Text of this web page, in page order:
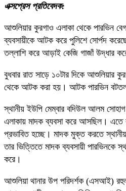
এক্সপ্রেস প্রতিবেদক:
আশুলিয়ার কুরগাও এলাকা থেকে পারভিন
ব্যবসায়ীকে আটক করে পুলিশে সোর্পদ
তল্লাশি করে আড়াই কেজি গাজাঁ উদ্ধার
বুধবার রাত সাড়ে ১০টার দিকে আশুলিয়ার
থেকে আটক করা হয়। আটক পারভিন বটতলা
স্থানীয় ইউপি মেম্বার বদিউল আলম সোহাগ
এলাকায় মাদক ব্যবসা করে আসছিল। এতে
প্রভাবিত হচ্ছে। মাদক মুক্ত করতে
তার ভিত্তিতে মাদক ব্যবসায়ী পারভিনকে
করে।
আশুলিয়া থানার উপ পরিদর্শক (এসআই) রহুল